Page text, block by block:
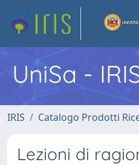
UniSa -
IRIS Catalogo Prodotti
Lezioni di